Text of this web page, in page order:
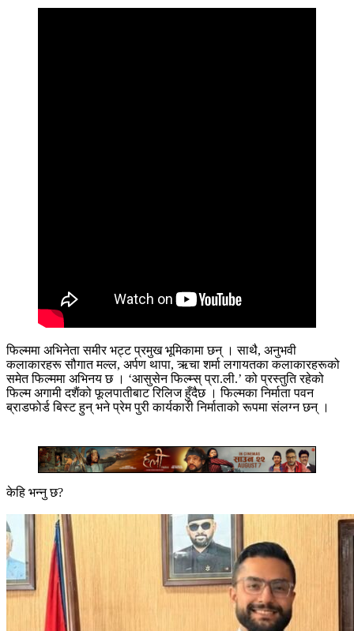
फिल्ममा अभिनेता समीर भट्ट प्रमुख भूमिकामा छन् । साथै, अनुभवी
कलाकारहरू सौगात मल्ल, अर्पण थापा, ऋचा शर्मा लगायतका कलाकारहरूको
समेत फिल्ममा अभिनय छ । ‘आसुसेन फिल्म्स्‌‌ प्रा.ली.’ को प्रस्तुति रहेको
फिल्म अगामी दशैंको फूलपातीबाट रिलिज हुँदैछ । फिल्मका निर्माता पवन
ब्राडफोर्ड बिस्ट हुन् भने प्रेम पुरी कार्यकारी निर्माताको रूपमा संलग्न छन् ।
केहि भन्नु छ?